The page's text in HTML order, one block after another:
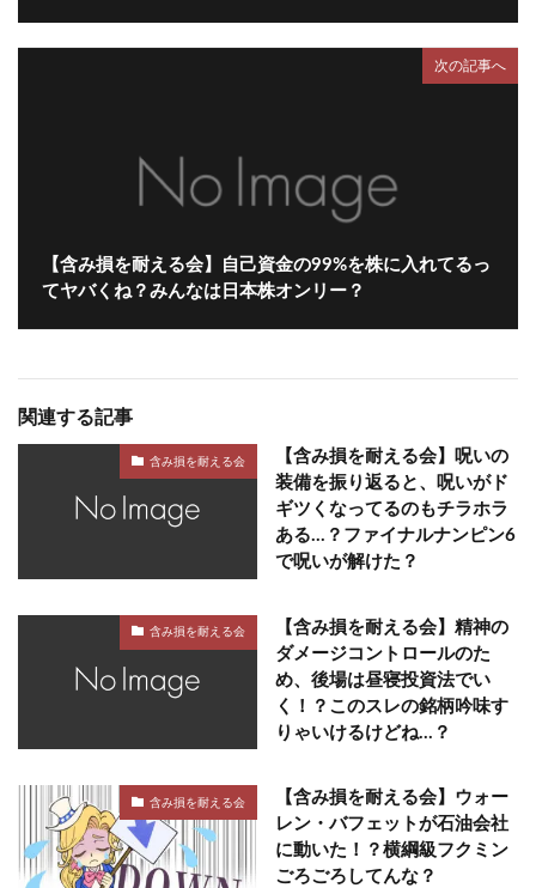
次の記事へ
【含み損を耐える会】自己資金の99%を株に入れてるっ
てヤバくね？みんなは日本株オンリー？
関連する記事
含み損を耐える会
【含み損を耐える会】呪いの
装備を振り返ると、呪いがド
ギツくなってるのもチラホラ
ある…？ファイナルナンピン6
で呪いが解けた？
含み損を耐える会
【含み損を耐える会】精神の
ダメージコントロールのた
め、後場は昼寝投資法でい
く！？このスレの銘柄吟味す
りゃいけるけどね…？
含み損を耐える会
【含み損を耐える会】ウォー
レン・バフェットが石油会社
に動いた！？横綱級フクミン
ごろごろしてんな？